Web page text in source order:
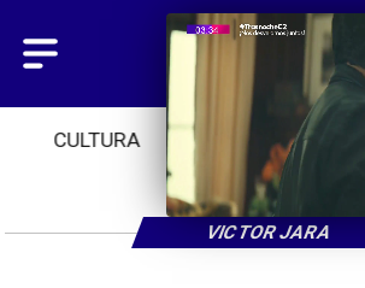
CULTURA TENDENCIAS
VICTOR JARA